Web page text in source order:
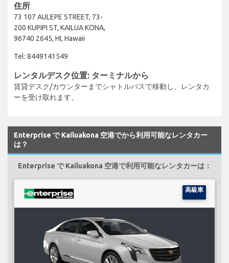
住所
73 107 AULEPE STREET, 73-
200 KUPIPI ST, KAILUA KONA,
96740 2645, HI, Hawaii
Tel: 8449141549
レンタルデスク位置: ターミナルから
賃貸デスク/カウンターまでシャトルバスで移動し、レンタカ
ーを受け取れます。
Enterprise で Kailuakona 空港でから利用可能なレンタカー
は？
Enterprise で Kailuakona 空港で利用可能なレンタカーは：
高級車